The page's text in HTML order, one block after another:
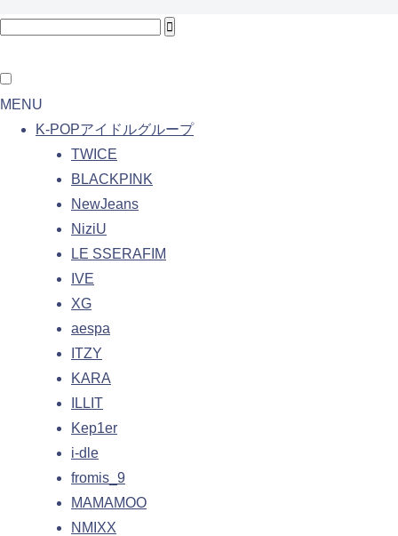
MENU
K-POPアイドルグループ
TWICE
BLACKPINK
NewJeans
NiziU
LE SSERAFIM
IVE
XG
aespa
ITZY
KARA
ILLIT
Kep1er
i-dle
fromis_9
MAMAMOO
NMIXX